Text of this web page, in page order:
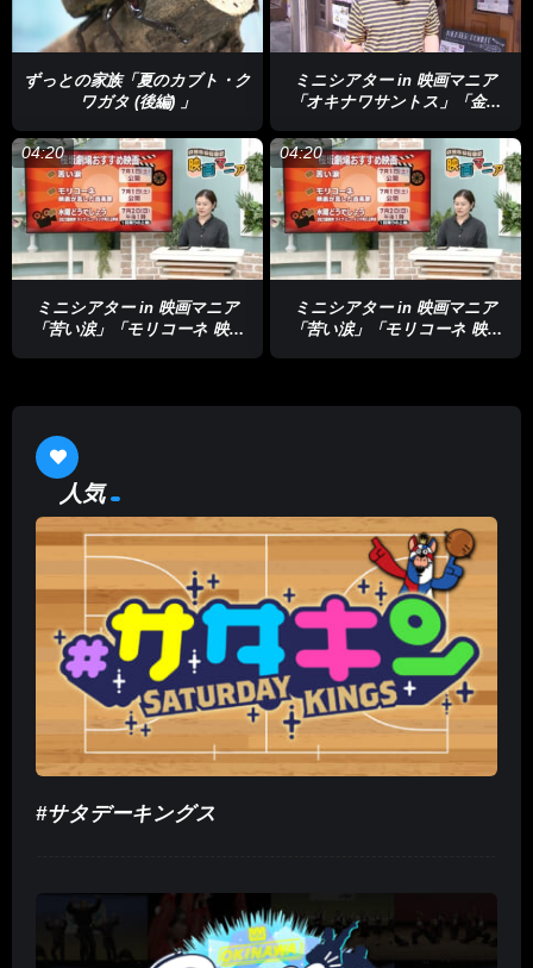
ずっとの家族「夏のカブト・ク
ワガタ (後編) 」
ミニシアター in 映画マニア
「オキナワサントス」「金福
04:20
ミニシアター in 映画マニア
「苦い涙」「モリコーネ 映画
04:20
ミニシアター in 映画マニア
「苦い涙」「モリコーネ 映画
人気
#サタデーキングス